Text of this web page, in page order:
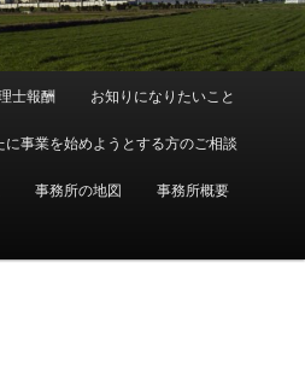
士報酬 お知りになりたいこと
に事業を始めようとする方のご相談
事務所の地図 事務所概要